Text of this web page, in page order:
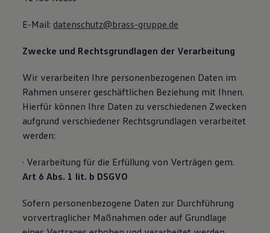
Fahrzeugabholung ab Werk
Uptime
E-Mail: datenschutz@brass-gruppe.de
Zwecke und Rechtsgrundlagen der Verarbeitung
Wir verarbeiten Ihre personenbezogenen Daten im
Rahmen unserer geschäftlichen Beziehung mit Ihnen.
Hierfür können Ihre Daten zu verschiedenen Zwecken
aufgrund verschiedener Rechtsgrundlagen verarbeitet
werden:
· Verarbeitung für die Erfüllung von Verträgen gem.
Art 6 Abs. 1 lit. b DSGVO
Sofern personenbezogene Daten zur Durchführung
vorvertraglicher Maßnahmen oder auf Grundlage